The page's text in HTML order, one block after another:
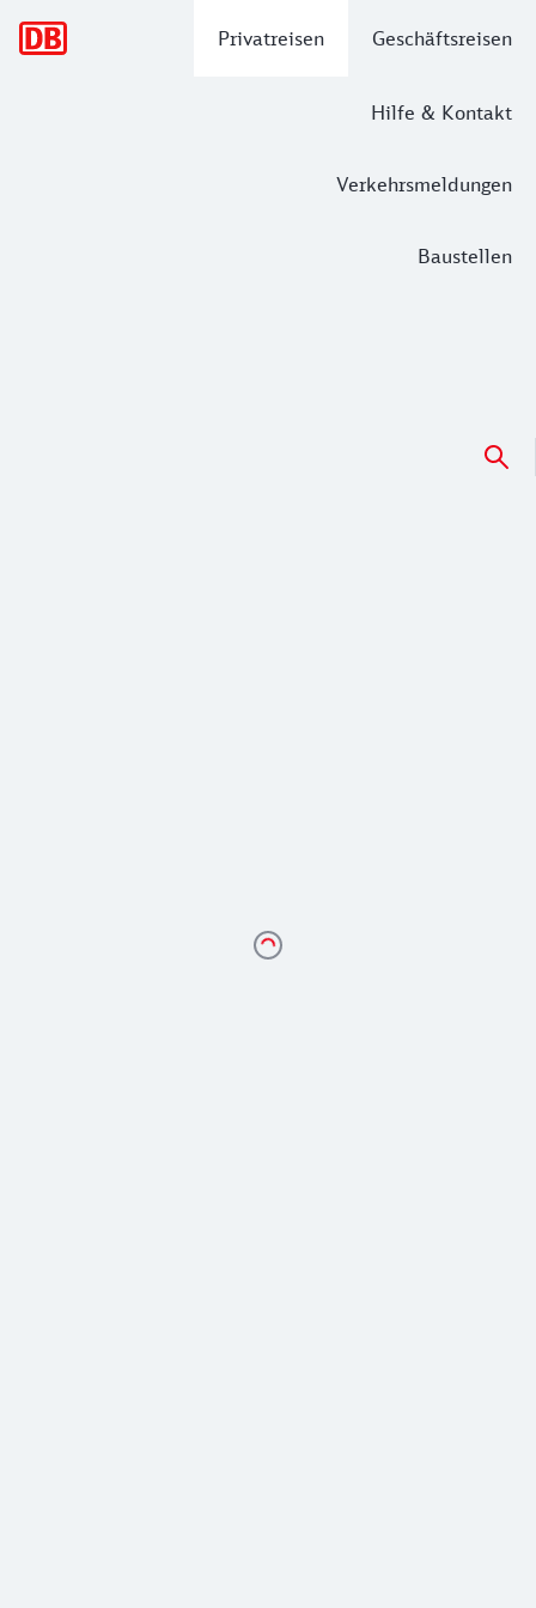
Privatreisen Geschäftsreisen
Hilfe & Kontakt
Verkehrsmeldungen
Baustellen